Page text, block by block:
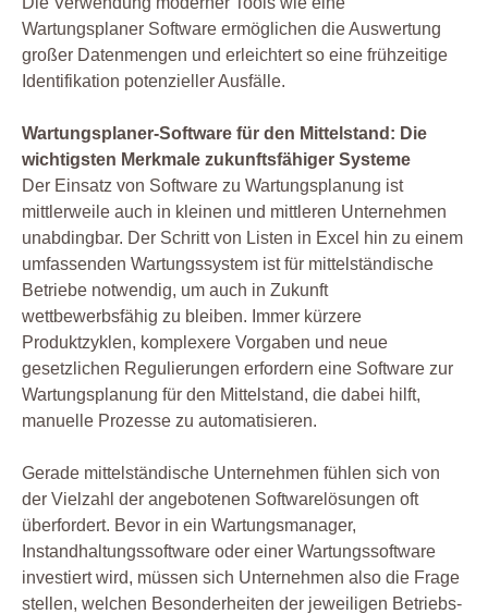
Wartungsplaner Software ermöglichen die Auswertung
großer Datenmengen und erleichtert so eine frühzeitige
Identifikation potenzieller Ausfälle.
Wartungsplaner-Software für den Mittelstand: Die
wichtigsten Merkmale zukunftsfähiger Systeme
Der Einsatz von Software zu Wartungsplanung ist
mittlerweile auch in kleinen und mittleren Unternehmen
unabdingbar. Der Schritt von Listen in Excel hin zu einem
umfassenden Wartungssystem ist für mittelständische
Betriebe notwendig, um auch in Zukunft
wettbewerbsfähig zu bleiben. Immer kürzere
Produktzyklen, komplexere Vorgaben und neue
gesetzlichen Regulierungen erfordern eine Software zur
Wartungsplanung für den Mittelstand, die dabei hilft,
manuelle Prozesse zu automatisieren.
Gerade mittelständische Unternehmen fühlen sich von
der Vielzahl der angebotenen Softwarelösungen oft
überfordert. Bevor in ein Wartungsmanager,
Instandhaltungssoftware oder einer Wartungssoftware
investiert wird, müssen sich Unternehmen also die Frage
stellen, welchen Besonderheiten der jeweiligen Betriebs-